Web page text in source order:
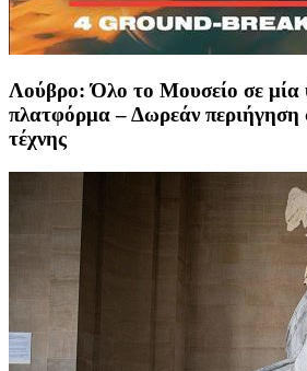
Λούβρο: Όλο το Μουσείο σε μία
πλατφόρμα – Δωρεάν περιήγηση
τέχνης